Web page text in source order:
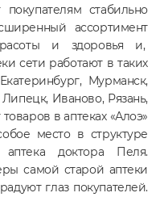
покупателям стабильно
ассортимент
и здоровья и,
сети работают в таких
Мурманск,
Иваново, Рязань,
в аптеках «Алоэ»
место в структуре
аптека доктора Пеля.
самой старой аптеки
глаз покупателей.